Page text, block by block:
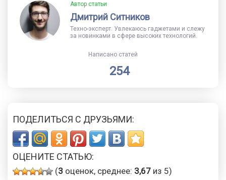
Автор статьи
Дмитрий Ситников
Техно-эксперт. Увлекаюсь гаджетами и слежу
за новинками в сфере высоких технологий.
Написано статей
254
ПОДЕЛИТЬСЯ С ДРУЗЬЯМИ:
ОЦЕНИТЕ СТАТЬЮ:
(3 оценок, среднее: 3,67 из 5)